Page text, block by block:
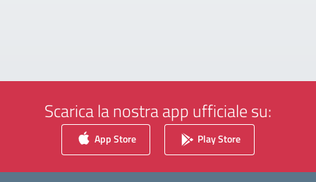
Scarica la nostra app ufficiale su:
App Store Play Store